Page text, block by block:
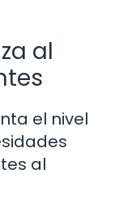
al
el nivel
al